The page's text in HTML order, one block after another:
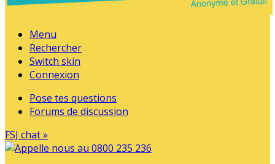
Menu
Rechercher
Switch skin
Connexion
Pose tes questions
Forums de discussion
FSJ chat »